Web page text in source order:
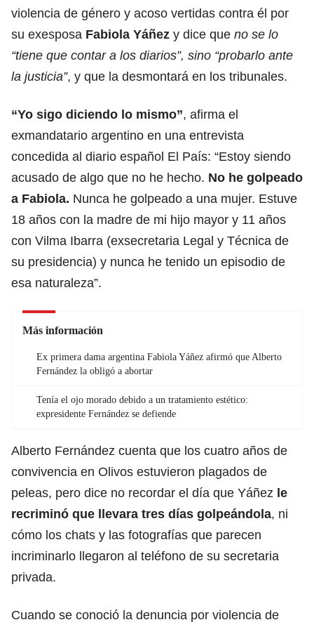
violencia de género y acoso vertidas contra él por
su exesposa Fabiola Yáñez y dice que no se lo
“tiene que contar a los diarios”, sino “probarlo ante
la justicia”, y que la desmontará en los tribunales.
“Yo sigo diciendo lo mismo”, afirma el
exmandatario argentino en una entrevista
concedida al diario español El País: “Estoy siendo
acusado de algo que no he hecho. No he golpeado
a Fabiola. Nunca he golpeado a una mujer. Estuve
18 años con la madre de mi hijo mayor y 11 años
con Vilma Ibarra (exsecretaria Legal y Técnica de
su presidencia) y nunca he tenido un episodio de
esa naturaleza”.
Más información
Ex primera dama argentina Fabiola Yáñez afirmó que Alberto
Fernández la obligó a abortar
Tenía el ojo morado debido a un tratamiento estético:
expresidente Fernández se defiende
Alberto Fernández cuenta que los cuatro años de
convivencia en Olivos estuvieron plagados de
peleas, pero dice no recordar el día que Yáñez le
recriminó que llevara tres días golpeándola, ni
cómo los chats y las fotografías que parecen
incriminarlo llegaron al teléfono de su secretaria
privada.
Cuando se conoció la denuncia por violencia de